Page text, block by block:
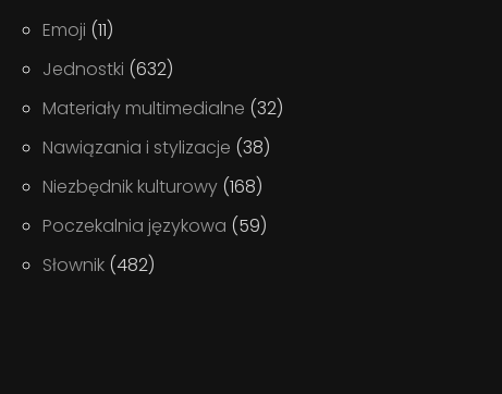
Emoji (11)
Jednostki (632)
Materiały multimedialne (32)
Nawiązania i stylizacje (38)
Niezbędnik kulturowy (168)
Poczekalnia językowa (59)
Słownik (482)